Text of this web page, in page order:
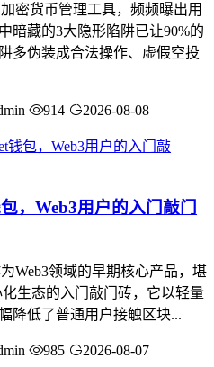
密货币管理工具，频频曝出用
暗藏的3大隐形陷阱已让90%的
多伪装成合法操作、虚假空投
914 2026-08-08
，Web3用户的入门敲门
Web3领域的早期核心产品，堪
生态的入门敲门砖，它以轻量
降低了普通用户接触区块...
985 2026-08-07